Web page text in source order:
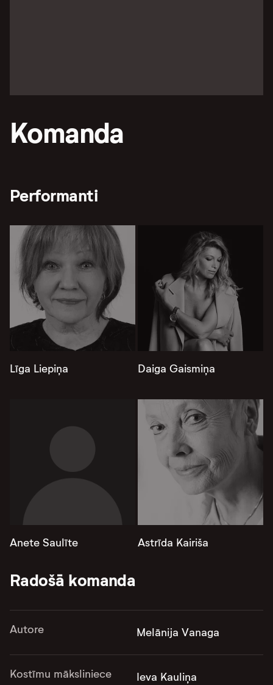
Komanda
Performanti
Līga Liepiņa Daiga Gaismiņa
Anete Saulīte Astrīda Kairiša
Radošā komanda
Autore Melānija Vanaga
Kostīmu māksliniece Ieva Kauliņa